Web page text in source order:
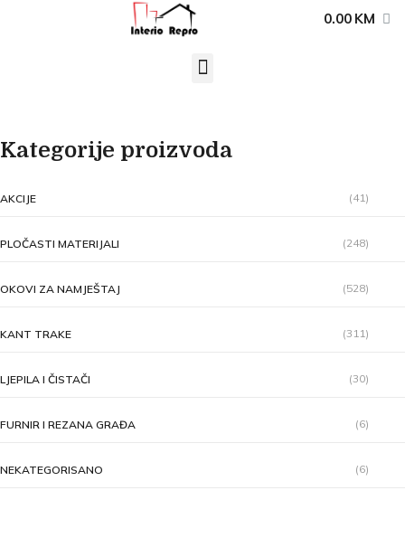
0.00 KM
Kategorije proizvoda
AKCIJE (41)
PLOČASTI MATERIJALI (248)
OKOVI ZA NAMJEŠTAJ (528)
KANT TRAKE (311)
LJEPILA I ČISTAČI (30)
FURNIR I REZANA GRAĐA (6)
NEKATEGORISANO (6)